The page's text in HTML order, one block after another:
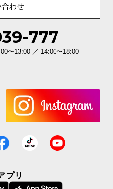
合わせ
777
〜13:00 ／ 14:00〜18:00
プリ